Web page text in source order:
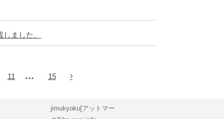
ました。
11 ... 15
jimukyoku[アットマー